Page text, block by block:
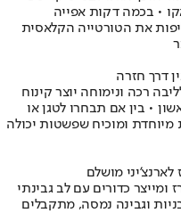
• בכמה דקות אפייה
את הטורטייה הקלאסית
דרך חזרה
רכה ונימוחה יוצר קינוח
• בין אם תבחרו לטגן או
מיוחדת ומוכיח שפשטות יכולה
מושלם
כדורים עם לב גבינתי
וגבינה נמסה, מתקבלים